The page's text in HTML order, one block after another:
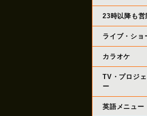
23時以降も営
ライブ・ショ
カラオケ
TV・プロジ
ー
英語メニュー